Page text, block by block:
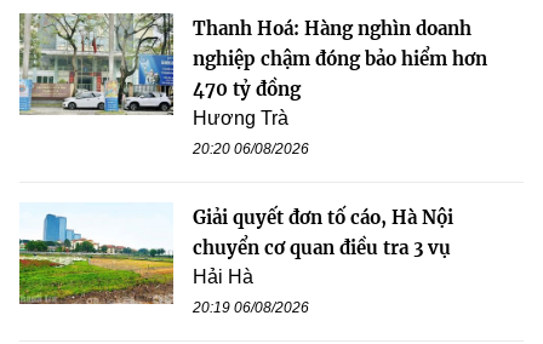
Thanh Hoá: Hàng nghìn doanh
nghiệp chậm đóng bảo hiểm hơn
470 tỷ đồng
Hương Trà
20:20 06/08/2026
Giải quyết đơn tố cáo, Hà Nội
chuyển cơ quan điều tra 3 vụ
Hải Hà
20:19 06/08/2026